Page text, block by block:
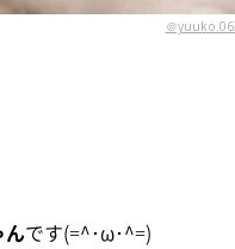
＠
んです(=^･ω･^=)